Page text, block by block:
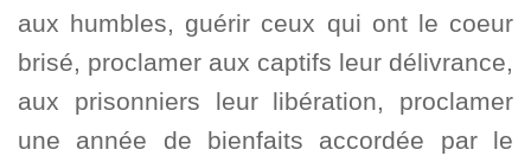
aux humbles, guérir ceux qui ont le coeur
brisé, proclamer aux captifs leur délivrance,
aux prisonniers leur libération, proclamer
une année de bienfaits accordée par le